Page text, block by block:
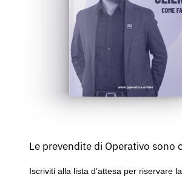
Le prevendite di Operativo sono
Iscriviti alla lista d’attesa per riservare